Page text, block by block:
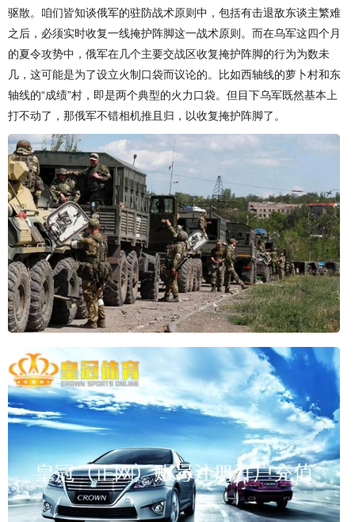
驱散。咱们皆知谈俄军的驻防战术原则中，包括有击退敌东谈主繁难
之后，必须实时收复一线掩护阵脚这一战术原则。而在乌军这四个月
的夏令攻势中，俄军在几个主要交战区收复掩护阵脚的行为为数未
几，这可能是为了设立火制口袋而议论的。比如西轴线的萝卜村和东
轴线的“成绩”村，即是两个典型的火力口袋。但目下乌军既然基本上
打不动了，那俄军不错相机推且归，以收复掩护阵脚了。